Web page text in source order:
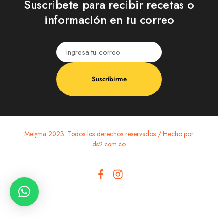
Suscribete para recibir recetas o
información en tu correo
Suscribirme
Melyma 2023. Todos los derechos reservados / Hecho por
ds2.com.co